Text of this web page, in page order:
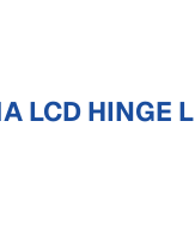
LCD HINGE L